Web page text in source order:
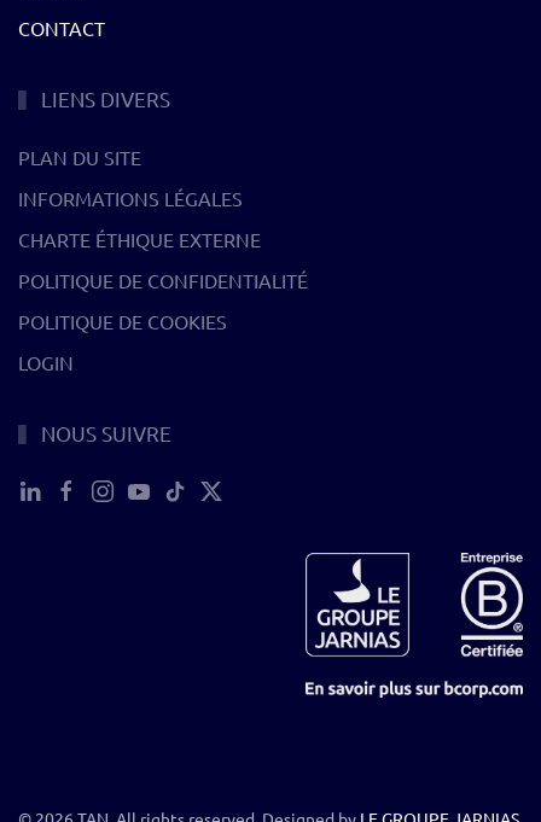
CONTACT
LIENS DIVERS
PLAN DU SITE
INFORMATIONS LÉGALES
CHARTE ÉTHIQUE EXTERNE
POLITIQUE DE CONFIDENTIALITÉ
POLITIQUE DE COOKIES
LOGIN
NOUS SUIVRE